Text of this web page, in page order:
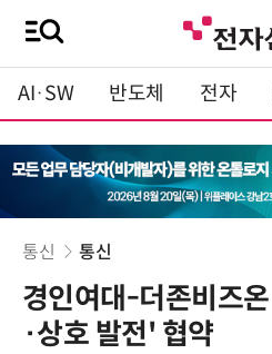
AI·SW 반도체 전자
통신 통신
경인여대-더존비즈
·상호 발전' 협약